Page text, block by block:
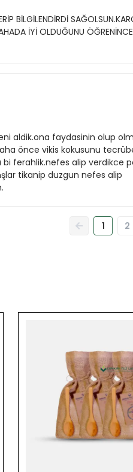
BİLGİLENDİRDİ
İYİ OLDUĞUNU
aldik.ona faydasinin olup
önce vikis kokusunu
ferahlik.nefes alip verdikce
tikanip duzgun nefes alip
1 2